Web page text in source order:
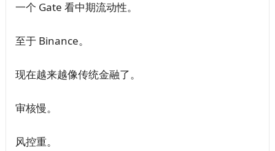
一个 Gate 看中期流动性。
至于 Binance。
现在越来越像传统金融了。
审核慢。
风控重。